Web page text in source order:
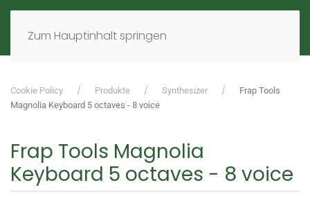
Zum Hauptinhalt springen
EN
Cookie Policy Produkte Synthesizer
Frap Tools
Magnolia Keyboard 5 octaves - 8 voice
Frap Tools Magnolia
Keyboard 5 octaves - 8 voice